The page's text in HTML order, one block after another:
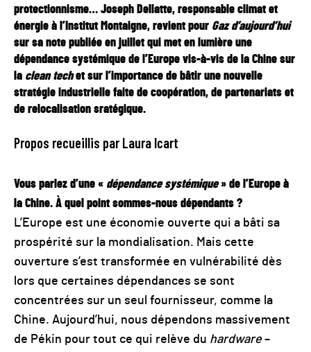
protectionnisme… Joseph Dellatte, responsable climat et
énergie à l’Institut Montaigne, revient pour Gaz d’aujourd’hui
sur sa note publiée en juillet qui met en lumière une
dépendance systémique de l’Europe vis-à-vis de la Chine sur
la clean techet sur l’importance de bâtir une nouvelle
stratégie industrielle faite de coopération, de partenariats et
de relocalisation sratégique.
Propos recueillis par Laura Icart
Vous parlez d’une « dépendance systémique» de l’Europe à
la Chine. À quel point sommes-nous dépendants ?
L’Europe est une économie ouverte qui a bâti sa
prospérité sur la mondialisation. Mais cette
ouverture s’est transformée en vulnérabilité dès
lors que certaines dépendances se sont
concentrées sur un seul fournisseur, comme la
Chine. Aujourd’hui, nous dépendons massivement
de Pékin pour tout ce qui relève du hardware–